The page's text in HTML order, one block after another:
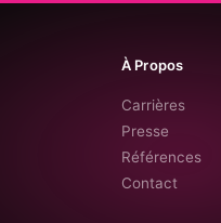
À Propos
Carrières
Presse
Références
Contact